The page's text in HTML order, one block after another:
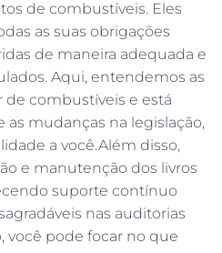
de combustíveis. Eles
as suas obrigações
de maneira adequada e
Aqui, entendemos as
combustíveis e está
as mudanças na legislação,
a você.Além disso,
e manutenção dos livros
suporte contínuo
nas auditorias
você pode focar no que